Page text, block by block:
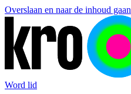
Overslaan en naar de inhoud gaan
Word lid